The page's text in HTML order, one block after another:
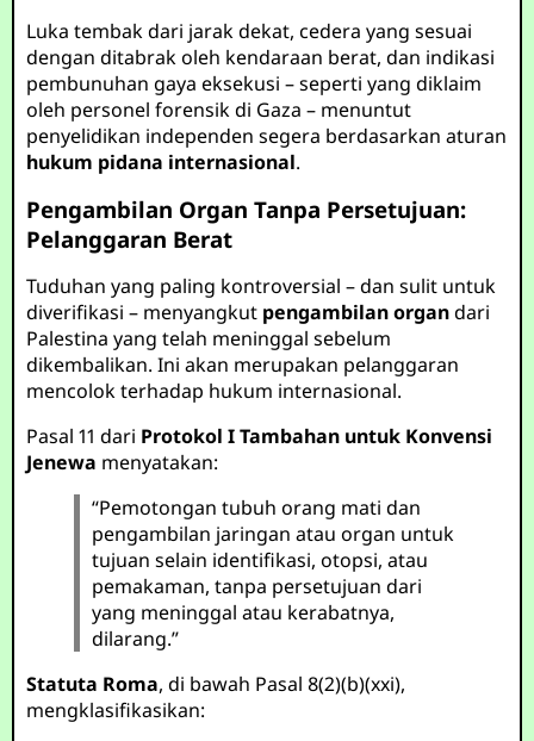
Luka tembak dari jarak dekat, cedera yang sesuai
dengan ditabrak oleh kendaraan berat, dan indikasi
pembunuhan gaya eksekusi – seperti yang diklaim
oleh personel forensik di Gaza – menuntut
penyelidikan independen segera berdasarkan aturan
hukum pidana internasional.
Pengambilan Organ Tanpa Persetujuan:
Pelanggaran Berat
Tuduhan yang paling kontroversial – dan sulit untuk
diverifikasi – menyangkut pengambilan organdari
Palestina yang telah meninggal sebelum
dikembalikan. Ini akan merupakan pelanggaran
mencolok terhadap hukum internasional.
Pasal 11 dari Protokol I Tambahan untuk Konvensi
Jenewa menyatakan:
“Pemotongan tubuh orang mati dan
pengambilan jaringan atau organ untuk
tujuan selain identifikasi, otopsi, atau
pemakaman, tanpa persetujuan dari
yang meninggal atau kerabatnya,
dilarang.”
Statuta Roma, di bawah Pasal 8(2)(b)(xxi),
mengklasifikasikan: